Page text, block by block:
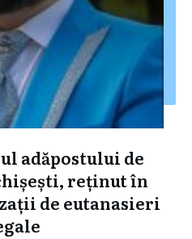
adăpostului de
reținut în
de eutanasieri